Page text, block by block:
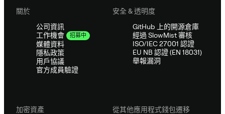
關於
公司資訊
工作機會
招募中
媒體資料
隱私政策
用戶協議
官方成員驗證
安全 & 透明度
GitHub 上的開源倉庫
經過 SlowMist 審核
ISO/IEC 27001 認證
EU NB 認證 (EN 18031)
舉報漏洞
加密資產
從其他應用程式錢包遷移